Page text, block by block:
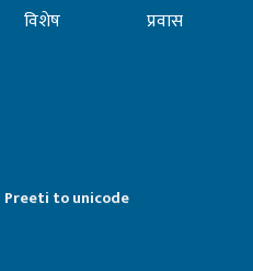
विशेष
प्रवास
Preeti to unicode